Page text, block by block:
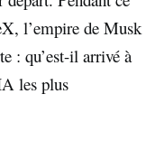
l’empire de Musk
: qu’est-il arrivé à
les plus